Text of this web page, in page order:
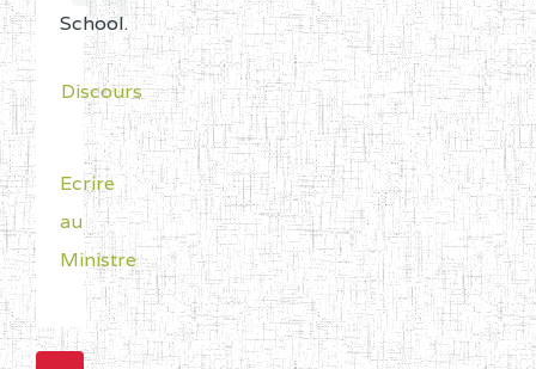
School.
Discours
Ecrire
au
Ministre